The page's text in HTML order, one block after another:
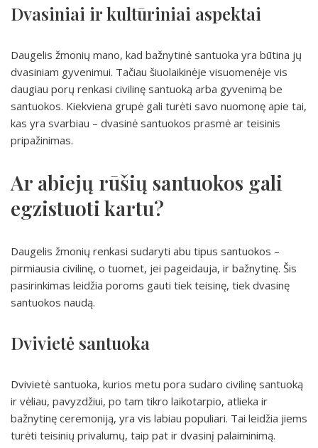
Dvasiniai ir kultūriniai aspektai
Daugelis žmonių mano, kad bažnytinė santuoka yra būtina jų
dvasiniam gyvenimui. Tačiau šiuolaikinėje visuomenėje vis
daugiau porų renkasi civilinę santuoką arba gyvenimą be
santuokos. Kiekviena grupė gali turėti savo nuomonę apie tai,
kas yra svarbiau – dvasinė santuokos prasmė ar teisinis
pripažinimas.
Ar abiejų rūšių santuokos gali
egzistuoti kartu?
Daugelis žmonių renkasi sudaryti abu tipus santuokos –
pirmiausia civilinę, o tuomet, jei pageidauja, ir bažnytinę. Šis
pasirinkimas leidžia poroms gauti tiek teisinę, tiek dvasinę
santuokos naudą.
Dvivietė santuoka
Dvivietė santuoka, kurios metu pora sudaro civilinę santuoką
ir vėliau, pavyzdžiui, po tam tikro laikotarpio, atlieka ir
bažnytinę ceremoniją, yra vis labiau populiari. Tai leidžia jiems
turėti teisinių privalumų, taip pat ir dvasinį palaiminimą.